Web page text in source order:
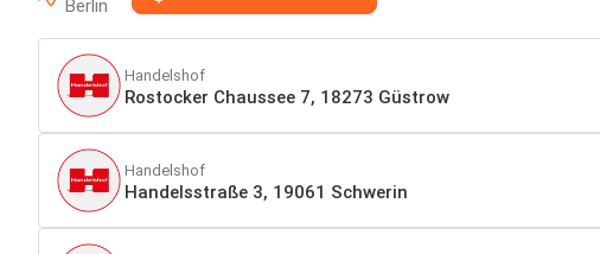
Berlin
Handelshof
Rostocker Chaussee 7, 18273 Güstrow
Handelshof
Handelsstraße 3, 19061 Schwerin